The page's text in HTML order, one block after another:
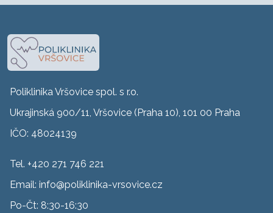
Poliklinika Vršovice spol. s r.o.
Ukrajinská 900/11, Vršovice (Praha 10), 101 00 Praha
IČO: 48024139
Tel. +420 271 746 221
Email: info@poliklinika-vrsovice.cz
Po-Čt: 8:30-16:30